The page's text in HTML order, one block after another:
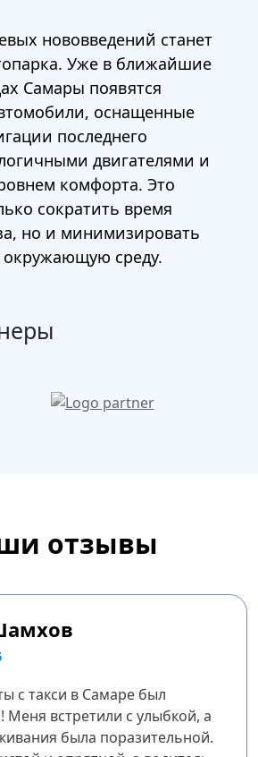
нововведений станет
Уже в ближайшие
Самары появятся
оснащенные
последнего
двигателями и
комфорта. Это
сократить время
но и минимизировать
окружающую среду.
отзывы
с такси в Самаре был
встретили с улыбкой, а
была поразительной.